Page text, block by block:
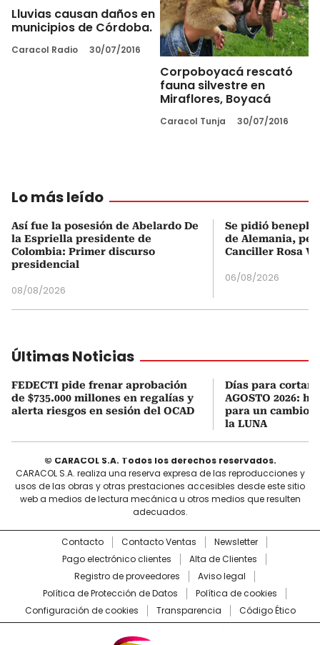
Lluvias causan daños en
municipios de Córdoba.
Caracol Radio 30/07/2016
Corpoboyacá rescató
fauna silvestre en
Miraflores, Boyacá
Caracol Tunja 30/07/2016
Lo más leído
Así fue la posesión de Abelardo De
la Espriella presidente de
Colombia: Primer discurso
presidencial
08/08/2026
Se pidió
de Alemania,
Canciller Rosa
06/08/2026
Últimas Noticias
FEDECTI pide frenar aprobación
de $735.000 millones en regalías y
alerta riesgos en sesión del OCAD
Días para
AGOSTO 2026:
para un cambio
la LUNA
© CARACOL S.A. Todos los derechos reservados.
CARACOL S.A. realiza una reserva expresa de las reproducciones y
usos de las obras y otras prestaciones accesibles desde este sitio
web a medios de lectura mecánica u otros medios que resulten
adecuados.
Contacto Contacto Ventas
Newsletter
Pago electrónico clientes
Alta de Clientes
Registro de proveedores
Aviso legal
Política de Protección de Datos
Política de cookies
Configuración de cookies
Transparencia Código Ético